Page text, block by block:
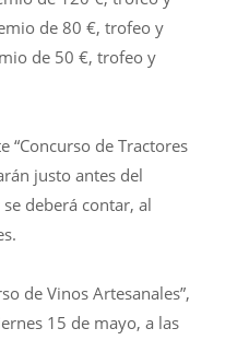
de 80 €, trofeo y
de 50 €, trofeo y
“Concurso de Tractores
justo antes del
deberá contar, al
de Vinos Artesanales”,
15 de mayo, a las